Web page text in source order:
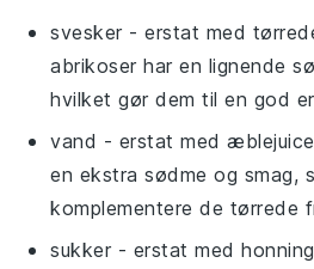
svesker - erstat med
abrikoser har en lignende
hvilket gør dem til en god
vand - erstat medæblejuice
en ekstra sødme og smag,
komplementere de tørrede
sukker - erstat medhonning